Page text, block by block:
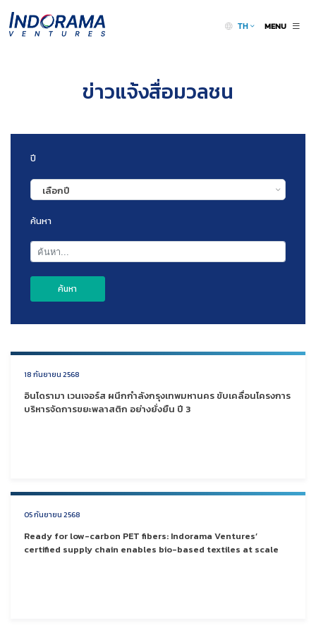
TH MENU
ข่าวแจ้งสื่อมวลชน
ปี
เลือกปี
ค้นหา
18 กันยายน 2568
อินโดรามา เวนเจอร์ส ผนึกกำลังกรุงเทพมหานคร ขับเคลื่อนโครงการ
บริหารจัดการขยะพลาสติก อย่างยั่งยืน ปี 3
05 กันยายน 2568
Ready for low-carbon PET fibers: Indorama Ventures’
certified supply chain enables bio-based textiles at scale